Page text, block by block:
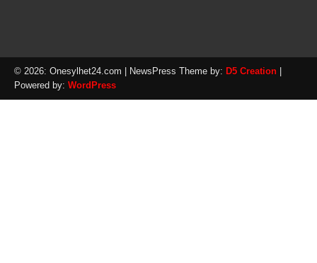
© 2026: Onesylhet24.com | NewsPress Theme by: D5 Creation
Powered by: WordPress